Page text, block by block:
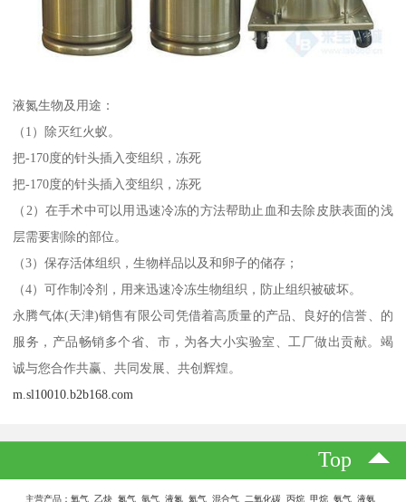
液氮生物及用途：
（1）除灭红火蚁。
把-170度的针头插入变组织，冻死
把-170度的针头插入变组织，冻死
（2）在手术中可以用迅速冷冻的方法帮助止血和去除皮肤表面的浅
层需要割除的部位。
（3）保存活体组织，生物样品以及和卵子的储存；
（4）可作制冷剂，用来迅速冷冻生物组织，防止组织被破坏。
永腾气体(天津)销售有限公司凭借着高质量的产品、良好的信誉、的
服务，产品畅销多个省、市，为各大小实验室、工厂做出贡献。竭
诚与您合作共赢、共同发展、共创辉煌。
m.sl10010.b2b168.com
Top
主营产品：氧气 乙炔 氮气 氩气 液氮 氦气 混合气 二氧化碳 丙烷 甲烷 氨气 液氨